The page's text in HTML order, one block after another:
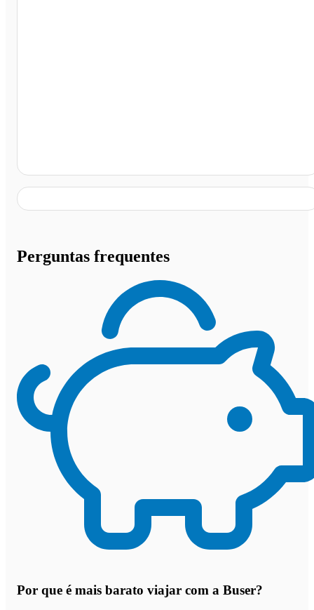
Perguntas frequentes
Por que é mais barato viajar com a Buser?